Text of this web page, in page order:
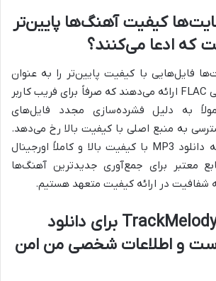
کیفیت آهنگ‌ها پایین‌تر
که ادعا می‌کنند؟
فایل‌هایی با کیفیت پایین‌تر را به عنوان
۳۲۰kbps MP3 یا حتی FLAC ارائه می‌دهند که صرفاً برای فریب کاربر
به دلیل فشرده‌سازی مجدد فایل‌های
به منبع اصلی با کیفیت بالا رخ می‌دهد.
TrackMelody بر ارائه دانلود MP3 با کیفیت بالا و کاملاً اورجینال
معتبر برای جمع‌آوری جدیدترین آهنگ‌ها
شفافیت در ارائه کیفیت متعهد هستیم.
آیا استفاده از TrackMelody برای دانلود
و اطلاعات شخصی من امن